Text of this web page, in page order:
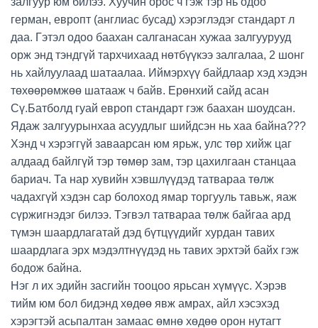
герман, европт (англиас бусад) хэрэглэдэг стандарт л
даа. Гэтэл одоо баахан салганасан хужаа залгуурууд
орж энд тэндгүй тархчихаад нөтбүүкээ залгалаа, 2 шонг
нь хайлуулаад шатаалаа. Иймэрхүү байдлаар хэд хэдэн
төхөөрөмжөө шатааж ч байв. Ерөнхий сайд асан
Сү.Батболд гуай европ стандарт гэж баахан шоудсан.
Ядаж залгуурынхаа асуудлыг шийдсэн нь хаа байна???
Хэнд ч хэрэггүй заваарсан юм ярьж, улс төр хийж цаг
алдаад байлгүй тэр төмөр зам, тэр цахилгаан станцаа
бариач. Та нар хувийн хэвшлүүдэд татвараа төлж
чадахгүй хэдэн сар болоход ямар торгууль тавьж, яаж
сүржигнэдэг билээ. Тэгвэл татвараа төлж байгаа ард
түмэн шаардлагатай дэд бүтцүүдийг хурдан тавих
шаардлага эрх мэдэлтнүүдэд нь тавих эрхтэй байх гэж
бодож байна.
Нэг л их эдийн засгийн тооцоо ярьсан хүмүүс. Хэрэв
тийм юм бол бидэнд хөдөө явж амрах, айл хэсэхэд
хэрэгтэй асьпалтан замаас өмнө хөдөө орон нутагт